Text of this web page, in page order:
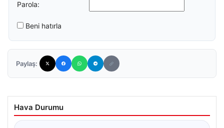
Parola:
Beni hatırla
Paylaş:
Hava Durumu